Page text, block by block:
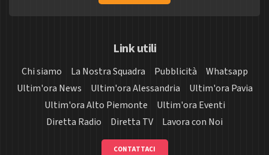
Link utili
Chi siamo La Nostra Squadra Pubblicità
Whatsapp
Ultim'ora News
Ultim'ora Alessandria
Ultim'ora Pavia
Ultim'ora Alto Piemonte
Ultim'ora Eventi
Diretta Radio
Diretta TV Lavora con Noi
CONTATTACI